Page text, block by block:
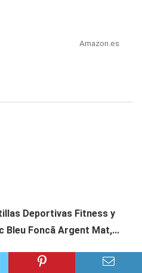
Amazon.es
Deportivas Fitness y
Bleu Foncã Argent Mat,...
en Amazon